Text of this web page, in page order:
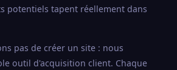
potentiels tapent réellement dans
pas de créer un site : nous
outil d'acquisition client. Chaque